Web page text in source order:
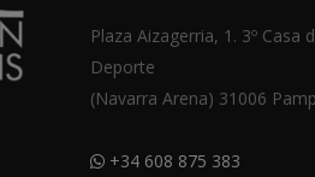
Plaza Aizagerria, 1. 3º Casa
Deporte
(Navarra Arena) 31006
+34 608 875 383